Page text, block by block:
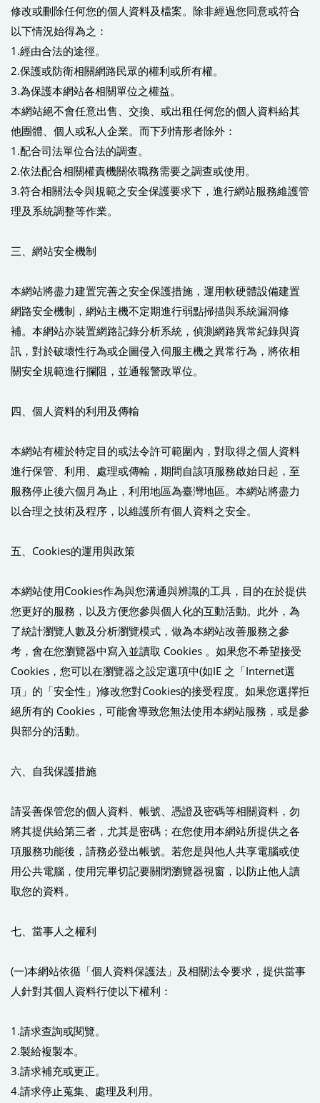
修改或刪除任何您的個人資料及檔案。除非經過您同意或符合
以下情況始得為之：
1.經由合法的途徑。
2.保護或防衛相關網路民眾的權利或所有權。
3.為保護本網站各相關單位之權益。
本網站絕不會任意出售、交換、或出租任何您的個人資料給其
他團體、個人或私人企業。而下列情形者除外：
1.配合司法單位合法的調查。
2.依法配合相關權責機關依職務需要之調查或使用。
3.符合相關法令與規範之安全保護要求下，進行網站服務維護管
理及系統調整等作業。
三、網站安全機制
本網站將盡力建置完善之安全保護措施，運用軟硬體設備建置
網路安全機制，網站主機不定期進行弱點掃描與系統漏洞修
補。本網站亦裝置網路記錄分析系統，偵測網路異常紀錄與資
訊，對於破壞性行為或企圖侵入伺服主機之異常行為，將依相
關安全規範進行攔阻，並通報警政單位。
四、個人資料的利用及傳輸
本網站有權於特定目的或法令許可範圍內，對取得之個人資料
進行保管、利用、處理或傳輸，期間自該項服務啟始日起，至
服務停止後六個月為止，利用地區為臺灣地區。本網站將盡力
以合理之技術及程序，以維護所有個人資料之安全。
五、Cookies的運用與政策
本網站使用Cookies作為與您溝通與辨識的工具，目的在於提供
您更好的服務，以及方便您參與個人化的互動活動。此外，為
了統計瀏覽人數及分析瀏覽模式，做為本網站改善服務之參
考，會在您瀏覽器中寫入並讀取 Cookies 。如果您不希望接受
Cookies，您可以在瀏覽器之設定選項中(如IE 之「Internet選
項」的「安全性」)修改您對Cookies的接受程度。如果您選擇拒
絕所有的 Cookies，可能會導致您無法使用本網站服務，或是參
與部分的活動。
六、自我保護措施
請妥善保管您的個人資料、帳號、憑證及密碼等相關資料，勿
將其提供給第三者，尤其是密碼；在您使用本網站所提供之各
項服務功能後，請務必登出帳號。若您是與他人共享電腦或使
用公共電腦，使用完畢切記要關閉瀏覽器視窗，以防止他人讀
取您的資料。
七、當事人之權利
(一)本網站依循「個人資料保護法」及相關法令要求，提供當事
人針對其個人資料行使以下權利：
1.請求查詢或閱覽。
2.製給複製本。
3.請求補充或更正。
4.請求停止蒐集、處理及利用。